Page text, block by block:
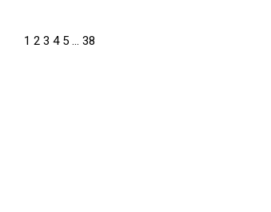
1 2 3 4 5 … 38